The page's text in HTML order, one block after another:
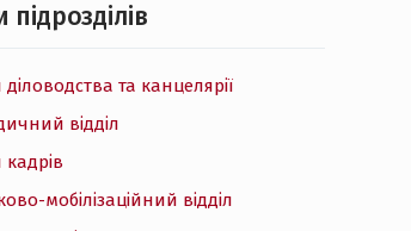
підрозділів
діловодства та канцелярії
відділ
кадрів
мобілізаційний відділ